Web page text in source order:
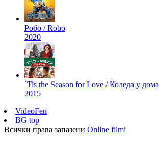
Робо / Robo
2020
`Tis the Season for Love / Коледа у дома
2015
VideoFen
BG top
Всички права запазени Online filmi